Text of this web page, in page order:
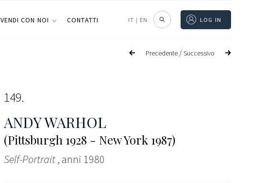
VENDI CON NOI CONTATTI IT | EN LOG IN
Precedente /Successivo
149
ANDY WARHOL
(Pittsburgh 1928 - New York 1987)
Self-Portrait, anni 1980